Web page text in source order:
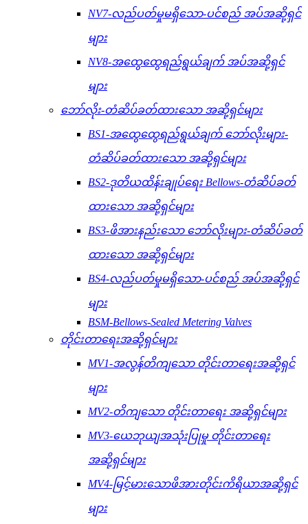
NV7-လည်ပတ်မှုမရှိသော-ပင်စည် အပ်အဆို့ရှင်
များ
NV8-အထွေထွေရည်ရွယ်ချက် အပ်အဆို့ရှင်
များ
ဘော်လိုး-တံဆိပ်ခတ်ထားသော အဆို့ရှင်များ
BS1-အထွေထွေရည်ရွယ်ချက် ဘော်လိုးများ-
တံဆိပ်ခတ်ထားသော အဆို့ရှင်များ
BS2-ဒုတိယထိန်းချုပ်ရေး Bellows-တံဆိပ်ခတ်
ထားသော အဆို့ရှင်များ
BS3-ဖိအားနည်းသော ဘော်လိုးများ-တံဆိပ်ခတ်
ထားသော အဆို့ရှင်များ
BS4-လည်ပတ်မှုမရှိသော-ပင်စည် အပ်အဆို့ရှင်
များ
BSM-Bellows-Sealed Metering Valves
တိုင်းတာရေးအဆို့ရှင်များ
MV1-အလွန်တိကျသော တိုင်းတာရေးအဆို့ရှင်
များ
MV2-တိကျသော တိုင်းတာရေး အဆို့ရှင်များ
MV3-ယေဘုယျအသုံးပြုမှု တိုင်းတာရေး
အဆို့ရှင်များ
MV4-မြင့်မားသောဖိအားတိုင်းကိရိယာအဆို့ရှင်
များ